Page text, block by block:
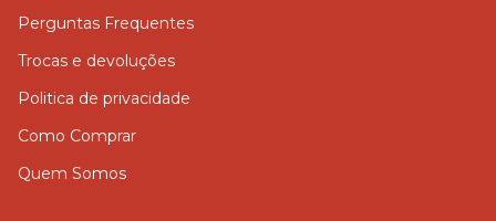
Perguntas Frequentes
Trocas e devoluções
Politica de privacidade
Como Comprar
Quem Somos